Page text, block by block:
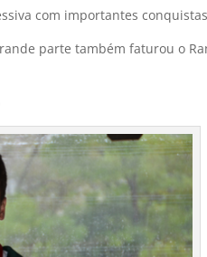
com importantes
parte também faturou o